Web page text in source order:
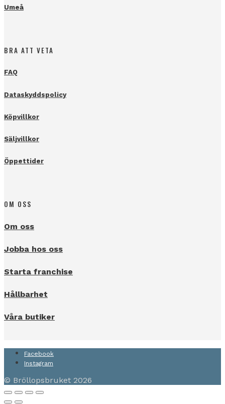
Umeå
BRA ATT VETA
FAQ
Dataskyddspolicy
Köpvillkor
Säljvillkor
Öppettider
OM OSS
Om oss
Jobba hos oss
Starta franchise
Hållbarhet
Våra butiker
Facebook
Instagram
© Bröllopsbruket 2026